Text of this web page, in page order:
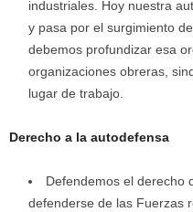
industriales. Hoy nuestra
y pasa por el surgimiento
debemos profundizar esa
organizaciones obreras,
lugar de trabajo.
Derecho a la autodefensa
Defendemos el derecho
defenderse de las Fuerzas